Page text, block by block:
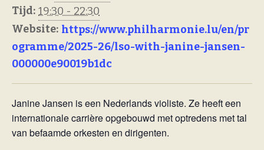
Tijd: 19:30 - 22:30
Website: https://www.philharmonie.lu/en/pr
ogramme/2025-26/lso-with-janine-jansen-
000000e90019b1dc
Janine Jansen is een Nederlands violiste. Ze heeft een
internationale carrière opgebouwd met optredens met tal
van befaamde orkesten en dirigenten.